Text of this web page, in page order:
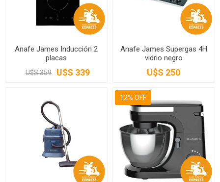
Anafe James Inducción 2
placas
U$S 359 U$S 339
Anafe James Supergas 4H
vidrio negro
U$S 250
12% OFF